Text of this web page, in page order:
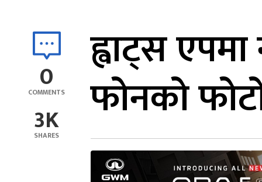
0
COMMENTS
3K
SHARES
ह्वाट्स
फोनको